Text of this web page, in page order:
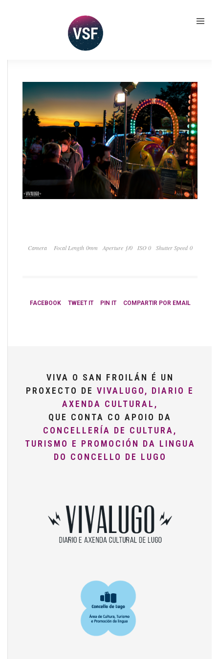
Camera Focal Length 0mm Aperture ƒ/0 ISO 0 Shutter Speed 0
FACEBOOK TWEET IT PIN IT COMPARTIR POR EMAIL
VIVA O SAN FROILÁN É UN
PROXECTO DE VIVALUGO, DIARIO E
AXENDA CULTURAL,
QUE CONTA CO APOIO DA
CONCELLERÍA DE CULTURA,
TURISMO E PROMOCIÓN DA LINGUA
DO CONCELLO DE LUGO